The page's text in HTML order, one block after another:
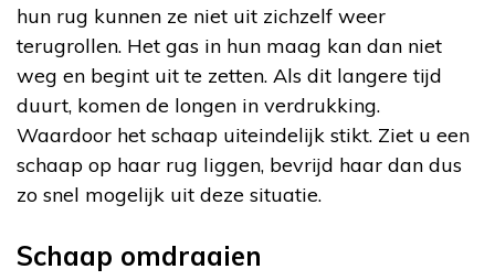
hun rug kunnen ze niet uit zichzelf weer
terugrollen. Het gas in hun maag kan dan niet
weg en begint uit te zetten. Als dit langere tijd
duurt, komen de longen in verdrukking.
Waardoor het schaap uiteindelijk stikt. Ziet u een
schaap op haar rug liggen, bevrijd haar dan dus
zo snel mogelijk uit deze situatie.
Schaap omdraaien